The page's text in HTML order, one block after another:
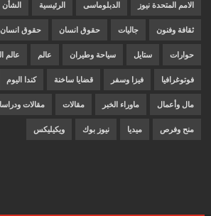
الامم المتحدة نيوز الدبلوماسى الرئيسية
ثقافة وفنون جاليات حقوق انسان حقوق
حوارات ستايل سياحة وطيران عالم عالم
فوتوغرافيا فيزا وسفر قضايا ساخنة كندا اليوم
مال وأعمال ماوراء الخبر مقالات مقالات
منح وفرص ميديا نيوز بوك ويكيليكس